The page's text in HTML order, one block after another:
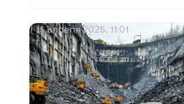
15 апреля 2025, 11:01